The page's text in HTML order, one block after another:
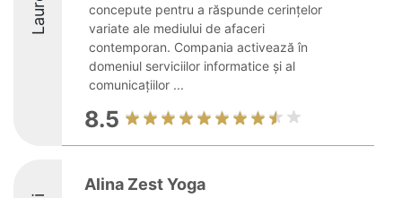
concepute pentru a răspunde cerințelor
variate ale mediului de afaceri
contemporan. Compania activează în
domeniul serviciilor informatice și al
comunicațiilor ...
8.5
Alina Zest Yoga